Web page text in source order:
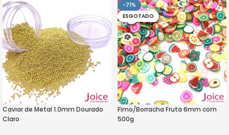
Caviar de Metal 1.0mm Dourado
Claro
-71%
ESGOTADO
Fimo/Borracha Fruta 6mm com
500g